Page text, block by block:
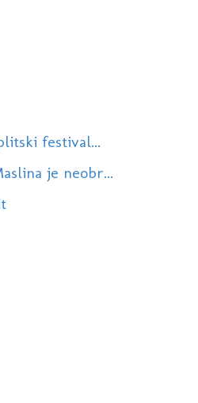
festival...
je neobr...